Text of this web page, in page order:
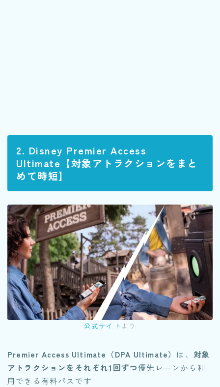
2. Disney Premier Access
Ultimate【対象アトラクションをまと
めて時短】
公式サイト より
Premier Access Ultimate（DPA Ultimate） は、 対象
アトラクションをそれぞれ1回ずつ優先レーンから利
用できる有料パスです